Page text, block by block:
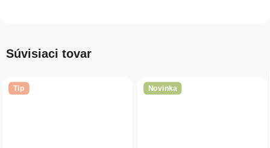
Súvisiaci tovar
Tip Novinka